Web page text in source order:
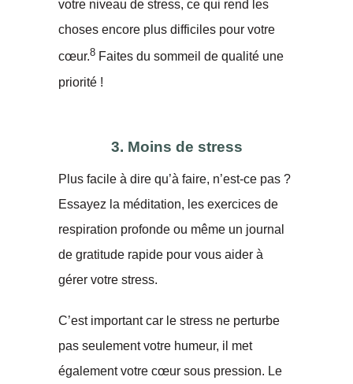
votre niveau de stress, ce qui rend les
choses encore plus difficiles pour votre
cœur.8 Faites du sommeil de qualité une
priorité !
3. Moins de stress
Plus facile à dire qu’à faire, n’est-ce pas ?
Essayez la méditation, les exercices de
respiration profonde ou même un journal
de gratitude rapide pour vous aider à
gérer votre stress.
C’est important car le stress ne perturbe
pas seulement votre humeur, il met
également votre cœur sous pression. Le